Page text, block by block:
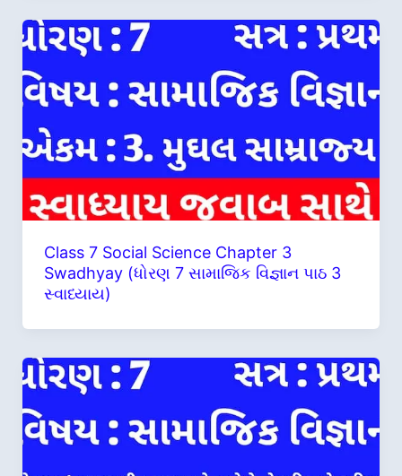
Class 7 Social Science Chapter 3
Swadhyay (ધોરણ 7 સામાજિક વિજ્ઞાન પાઠ 3
સ્વાધ્યાય)